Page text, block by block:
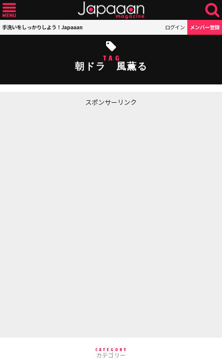
手洗いをしっかりしよう！Japaaan ログイン メンバー登録
TAG
朝ドラ 風薫る
スポンサーリンク
CATEGORY
カテゴリー